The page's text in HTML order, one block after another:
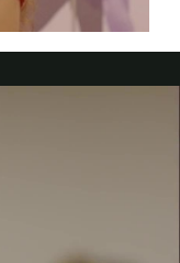
البحرين
طلب سعر
البحث عن الوكيل
خطة الخدمات
القسائم والخصومات
خدمة المحرك